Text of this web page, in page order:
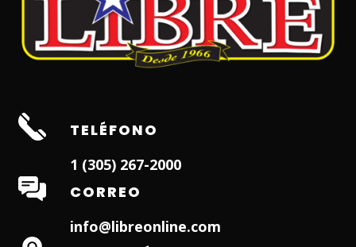
TELÉFONO
1 (305) 267-2000
CORREO
info@libreonline.com